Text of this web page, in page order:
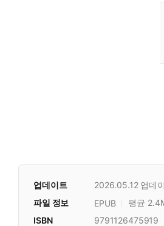
업데이트 2026.05.12업데
파일 정보 EPUB
평균
ISBN
9791126475919